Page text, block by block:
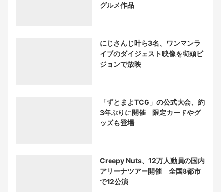
グルメ作品
にじさんじ叶ら3名、ワンマンラ
イブのダイジェスト映像を街頭ビ
ジョンで放映
「ずとまよTCG」の公式大会、約
3年ぶりに開催 限定カードやグ
ッズも登場
Creepy Nuts、12万人動員の国内
アリーナツアー開催 全国8都市
で12公演